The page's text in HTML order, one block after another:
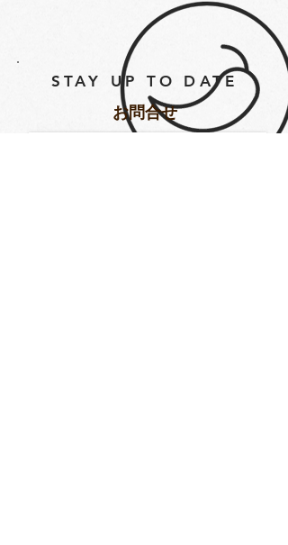
STAY UP TO DATE
​お問合せ